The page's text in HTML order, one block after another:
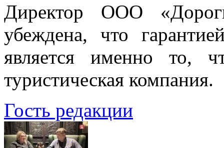
Директор ООО
убеждена, что
является именно то,
туристическая компания.
Гость редакции